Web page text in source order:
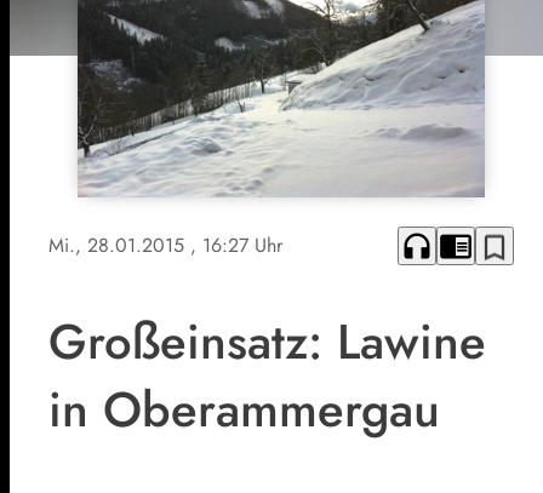
Mi., 28.01.2015 , 16:27 Uhr headphones chrome_reader_mode bookmark_border
Großeinsatz: Lawine
in Oberammergau